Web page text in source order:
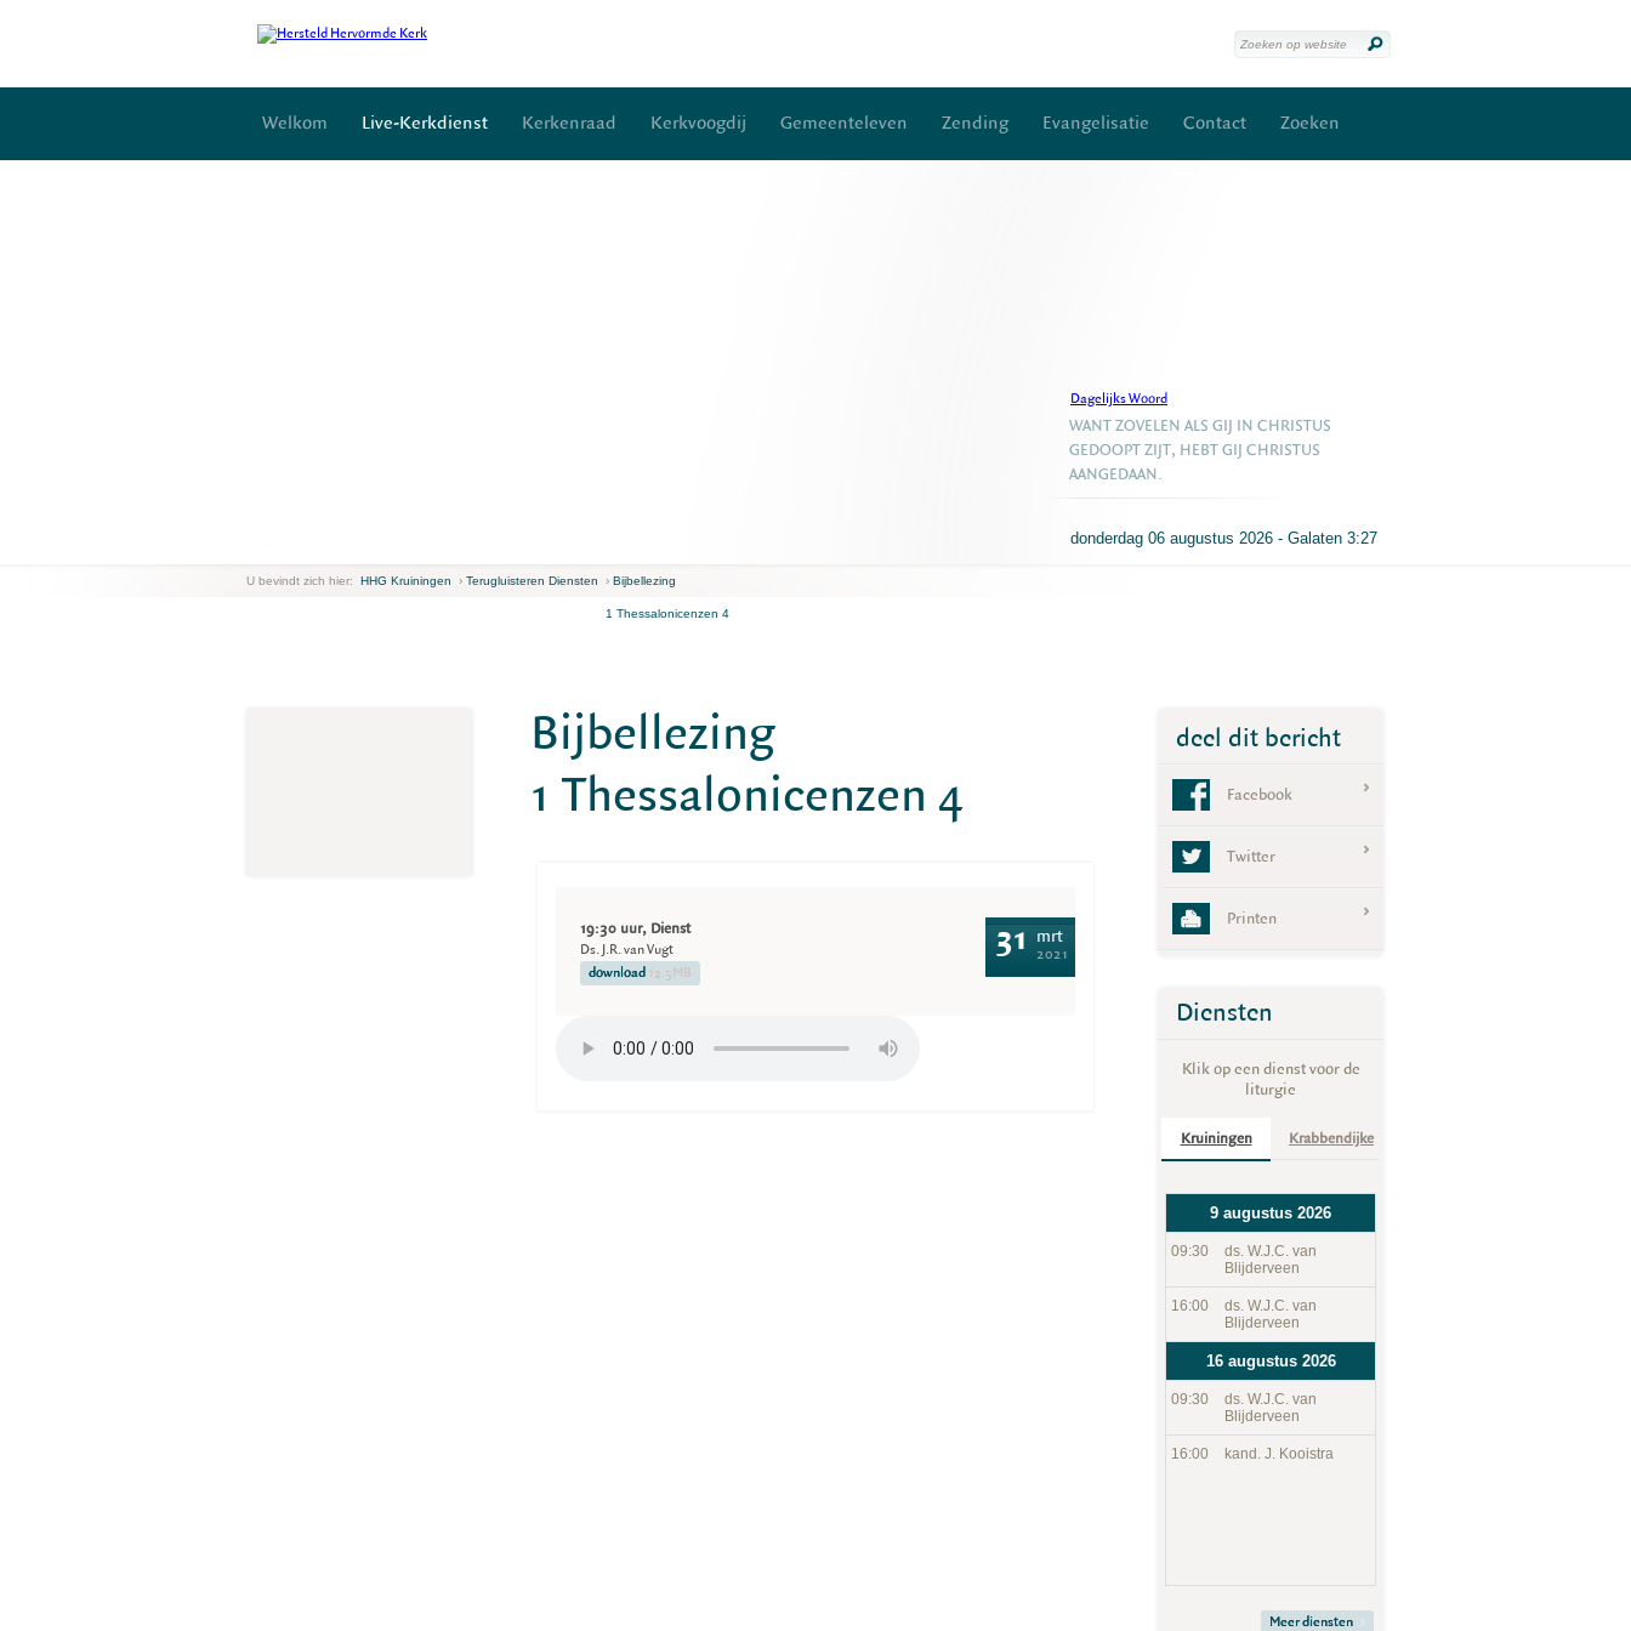
Welkom Live-Kerkdienst Kerkenraad Kerkvoogdij Gemeenteleven Zending Evangelisatie Contact Zoeken
Dagelijks Woord
donderdag 06 augustus 2026 - Galaten 3:27
WANT ZOVELEN ALS GIJ IN CHRISTUS
GEDOOPT ZIJT, HEBT GIJ CHRISTUS
AANGEDAAN.
U bevindt zich hier: HHG Kruiningen › Terugluisteren Diensten › Bijbellezing
1 Thessalonicenzen 4
Bijbellezing
1 Thessalonicenzen 4
19:30 uur, Dienst
Ds. J.R. van Vugt
download 12.5MB
31 mrt
2021
deel dit bericht
Facebook
Twitter
Printen
Diensten
Klik op een dienst voor de
liturgie
Kruiningen Krabbendijke
9 augustus 2026
09:30
ds. W.J.C. van
Blijderveen
16:00
ds. W.J.C. van
Blijderveen
16 augustus 2026
09:30
ds. W.J.C. van
Blijderveen
16:00 kand. J. Kooistra
Meer diensten